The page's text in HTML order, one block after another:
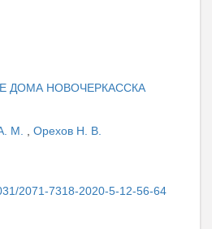
ДОМА НОВОЧЕРКАССКА
М. , Орехов Н. В.
2071-7318-2020-5-12-56-64